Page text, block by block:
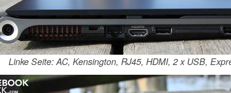
Linke Seite: AC, Kensington, RJ45, HDMI, 2 x USB,